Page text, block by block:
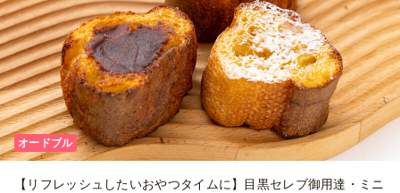
オードブル
【リフレッシュしたいおやつタイムに】目黒セレブ御用達・ミニ